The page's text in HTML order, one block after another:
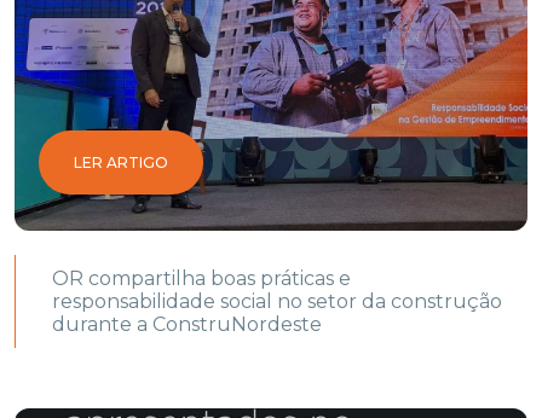
LER ARTIGO
OR compartilha boas práticas e
responsabilidade social no setor da construção
durante a ConstruNordeste